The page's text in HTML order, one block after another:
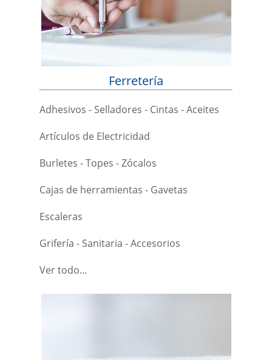
Ferretería
Adhesivos - Selladores - Cintas - Aceites
Artículos de Electricidad
Burletes - Topes - Zócalos
Cajas de herramientas - Gavetas
Escaleras
Grifería - Sanitaria - Accesorios
Ver todo...